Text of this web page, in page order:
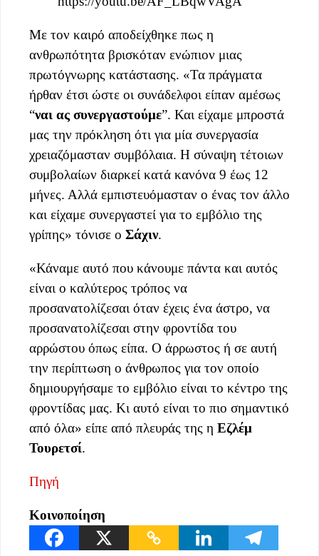
Με τον καιρό αποδείχθηκε πως η
ανθρωπότητα βρισκόταν ενώπιον μιας
πρωτόγνωρης κατάστασης. «Τα πράγματα
ήρθαν έτσι ώστε οι συνάδελφοι είπαν αμέσως
“ναι ας συνεργαστούμε”. Και είχαμε μπροστά
μας την πρόκληση ότι για μία συνεργασία
χρειαζόμασταν συμβόλαια. Η σύναψη τέτοιων
συμβολαίων διαρκεί κατά κανόνα 9 έως 12
μήνες. Αλλά εμπιστευόμασταν ο ένας τον άλλο
και είχαμε συνεργαστεί για το εμβόλιο της
γρίπης» τόνισε ο Σάχιν.
«Κάναμε αυτό που κάνουμε πάντα και αυτός
είναι ο καλύτερος τρόπος να
προσανατολίζεσαι όταν έχεις ένα άστρο, να
προσανατολίζεσαι στην φροντίδα του
αρρώστου όπως είπα. Ο άρρωστος ή σε αυτή
την περίπτωση ο άνθρωπος για τον οποίο
δημιουργήσαμε το εμβόλιο είναι το κέντρο της
φροντίδας μας. Κι αυτό είναι το πιο σημαντικό
από όλα» είπε από πλευράς της η Εζλέμ
Τουρετσί.
Πηγή
Κοινοποίηση